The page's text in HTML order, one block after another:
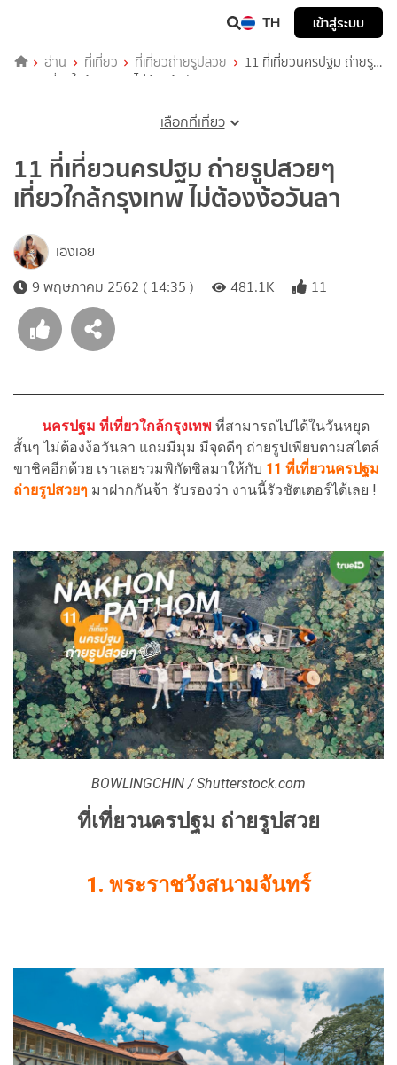
TH เข้าสู่ระบบ
อ่าน ที่เที่ยว ที่เที่ยวถ่ายรูปสวย
11 ที่เที่ยวนครปฐม ถ่ายรูป
สวยๆ เที่ยวใกล้กรุงเทพ ไม่ต้องง้อวันลา
เลือกที่เที่ยว
11 ที่เที่ยวนครปฐม ถ่ายรูปสวยๆ
เที่ยวใกล้กรุงเทพ ไม่ต้องง้อวันลา
เอิงเอย
9 พฤษภาคม 2562 ( 14:35 )
481.1K 11
นครปฐม ที่เที่ยวใกล้กรุงเทพ ที่สามารถไปได้ในวันหยุด
สั้นๆ ไม่ต้องง้อวันลา แถมมีมุม มีจุดดีๆ ถ่ายรูปเพียบตามสไตล์
ขาชิคอีกด้วย เราเลยรวมพิกัดชิลมาให้กับ 11 ที่เที่ยวนครปฐม
ถ่ายรูปสวยๆ มาฝากกันจ้า รับรองว่า งานนี้รัวชัตเตอร์ได้เลย !
BOWLINGCHIN / Shutterstock.com
ที่เที่ยวนครปฐม ถ่ายรูปสวย
1. พระราชวังสนามจันทร์